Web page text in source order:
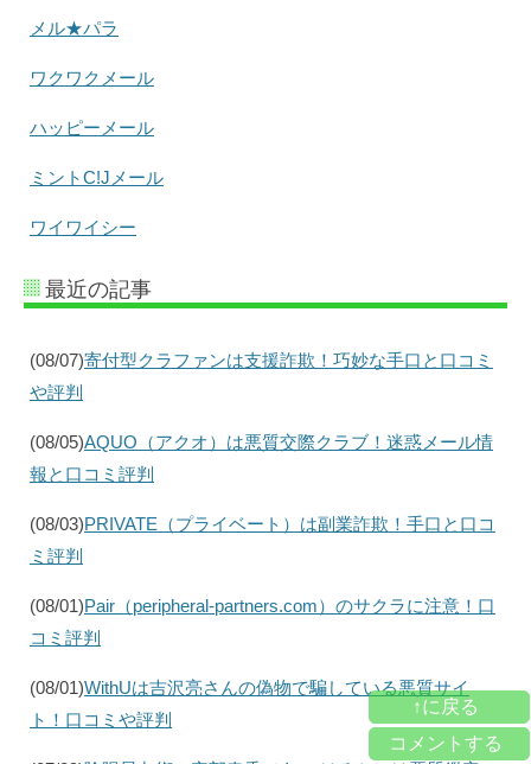
メル★パラ
ワクワクメール
ハッピーメール
ミントC!Jメール
ワイワイシー
最近の記事
(08/07)寄付型クラファンは支援詐欺！巧妙な手口と口コミ
や評判
(08/05)AQUO（アクオ）は悪質交際クラブ！迷惑メール情
報と口コミ評判
(08/03)PRIVATE（プライベート）は副業詐欺！手口と口コ
ミ評判
(08/01)Pair（peripheral-partners.com）のサクラに注意！口
コミ評判
(08/01)WithUは吉沢亮さんの偽物で騙している悪質サイ
ト！口コミや評判
↑に戻る
コメントする